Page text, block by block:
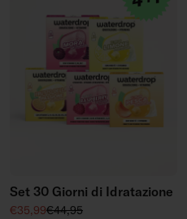
Set 30 Giorni di Idratazione
Prezzo di vendita
€35,99Prezzo regolare
€44,95